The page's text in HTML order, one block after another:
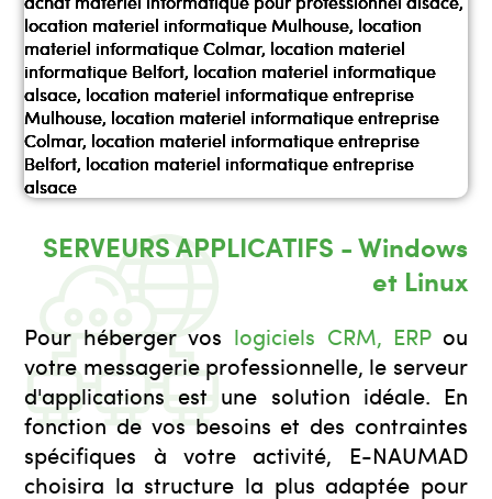
SERVEURS APPLICATIFS - Windows
et Linux
Pour héberger vos logiciels CRM, ERPou
votre messagerie professionnelle, le serveur
d'applications est une solution idéale. En
fonction de vos besoins et des contraintes
spécifiques à votre activité, E-NAUMAD
choisira la structure la plus adaptée pour